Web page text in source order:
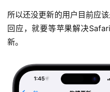
所以还没更新的用户目前应
回应，就要等苹果解决
新。